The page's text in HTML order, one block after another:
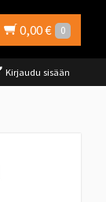
0,00 € 0
Kirjaudu sisään